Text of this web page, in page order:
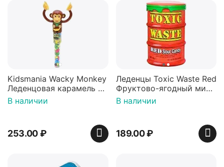
Kidsmania Wacky Monkey
Леденцовая карамель с
игрушкой Ваки Манки
12г, Китай
В наличии
253.00₽
Леденцы Toxic Waste Red
Фруктово-ягодный микс
Красная банка 42 г,
Пакистан
В наличии
189.00₽